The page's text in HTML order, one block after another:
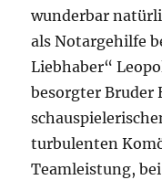
wunderbar
als Notargehilfe
Liebhaber“
besorgter Bruder
turbulenten
Teamleistung,